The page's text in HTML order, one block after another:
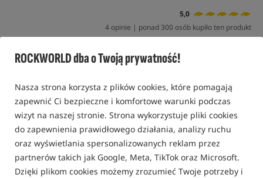
ROCKWORLD dba o Twoją prywatność!
Nasza strona korzysta z plików cookies, które pomagają
zapewnić Ci bezpieczne i komfortowe warunki podczas
wizyt na naszej stronie. Strona wykorzystuje pliki cookies
do zapewnienia prawidłowego działania, analizy ruchu
oraz wyświetlania spersonalizowanych reklam przez
partnerów takich jak Google, Meta, TikTok oraz Microsoft.
Dzięki plikom cookies możemy zrozumieć Twoje potrzeby i
5,0
4 opinie | ponad 300 osób kupiło ten produkt